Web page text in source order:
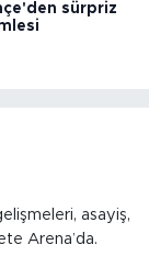
sürpriz
asayiş,
Arena’da.